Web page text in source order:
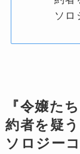
ソロ
『令嬢た
約者を疑
ソロジー